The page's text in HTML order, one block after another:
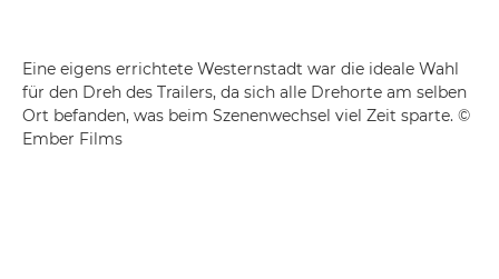
Eine eigens errichtete Westernstadt war die ideale Wahl
für den Dreh des Trailers, da sich alle Drehorte am selben
Ort befanden, was beim Szenenwechsel viel Zeit sparte. ©
Ember Films